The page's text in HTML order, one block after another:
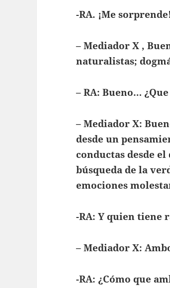
-RA. ¡Me
– Mediador X ,
naturalistas;
– RA: Bueno…
– Mediador X:
desde un
conductas desde
búsqueda de la
emociones
-RA: Y quien tiene
– Mediador X:
-RA: ¿Cómo que